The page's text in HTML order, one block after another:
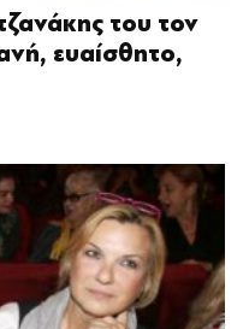
του τον
ευαίσθητο,